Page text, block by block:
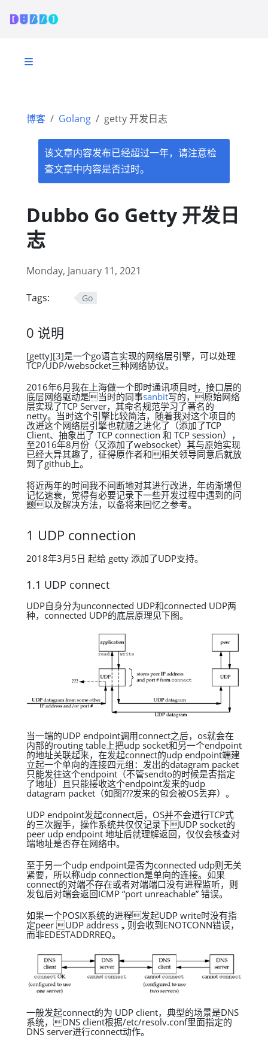
博客 Golang getty 开发日志
该文章内容发布已经超过一年，请注意检
查文章中内容是否过时。
Dubbo Go Getty 开发日
志
Monday, January 11, 2021
Tags: Go
0 说明
[getty][3]是一个go语言实现的网络层引擎，可以处理
TCP/UDP/websocket三种网络协议。
2016年6月我在上海做一个即时通讯项目时，接口层的
底层网络驱动是当时的同事sanbit写的，原始网络
层实现了TCP Server，其命名规范学习了著名的
netty。当时这个引擎比较简洁，随着我对这个项目的
改进这个网络层引擎也就随之进化了（添加了TCP
Client、抽象出了 TCP connection 和 TCP session），
至2016年8月份（又添加了websocket）其与原始实现
已经大异其趣了，征得原作者和相关领导同意后就放
到了github上。
将近两年的时间我不间断地对其进行改进，年齿渐增但
记忆速衰，觉得有必要记录下一些开发过程中遇到的问
题以及解决方法，以备将来回忆之参考。
1 UDP connection
2018年3月5日 起给 getty 添加了UDP支持。
1.1 UDP connect
UDP自身分为unconnected UDP和connected UDP两
种，connected UDP的底层原理见下图。
当一端的UDP endpoint调用connect之后，os就会在
内部的routing table上把udp socket和另一个endpoint
的地址关联起来，在发起connect的udp endpoint端建
立起一个单向的连接四元组：发出的datagram packet
只能发往这个endpoint（不管sendto的时候是否指定
了地址）且只能接收这个endpoint发来的udp
datagram packet（如图???发来的包会被OS丢弃）。
UDP endpoint发起connect后，OS并不会进行TCP式
的三次握手，操作系统共仅仅记录下UDP socket的
peer udp endpoint 地址后就理解返回，仅仅会核查对
端地址是否存在网络中。
至于另一个udp endpoint是否为connected udp则无关
紧要，所以称udp connection是单向的连接。如果
connect的对端不存在或者对端端口没有进程监听，则
发包后对端会返回ICMP “port unreachable” 错误。
如果一个POSIX系统的进程发起UDP write时没有指
定peer UDP address，则会收到ENOTCONN错误，
而非EDESTADDRREQ。
一般发起connect的为 UDP client，典型的场景是DNS
系统，DNS client根据/etc/resolv.conf里面指定的
DNS server进行connect动作。